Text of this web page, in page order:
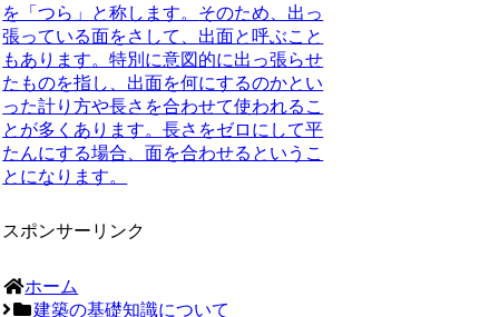
を「つら」と称します。 そのため、出っ
張っている面をさして、出面と呼ぶこと
もあります。特別に意図的に出っ張らせ
たものを指し、出面を何にするのかとい
った計り方や長さを合わせて使われるこ
とが多くあります。長さをゼロにして平
たんにする場合、面を合わせるというこ
とになります。
スポンサーリンク
ホーム
建築の基礎知識について